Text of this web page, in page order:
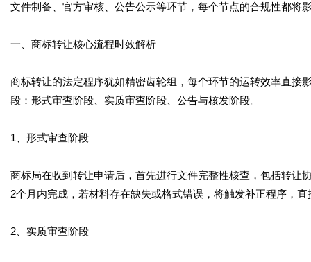
文件制备、官方审核、公告公示等环节，每个节点的合规性都将
一、商标转让核心流程时效解析
商标转让的法定程序犹如精密齿轮组，每个环节的运转效率直接
段：形式审查阶段、实质审查阶段、公告与核发阶段。
1、形式审查阶段
商标局在收到转让申请后，首先进行文件完整性核查，包括转让
2个月内完成，若材料存在缺失或格式错误，将触发补正程序，
2、实质审查阶段